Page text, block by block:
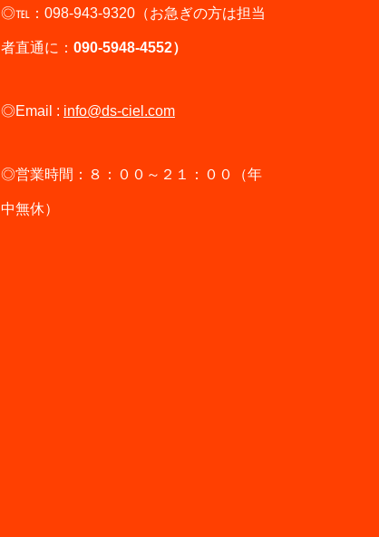
◎℡：098-943-9320（お急ぎの方は担当
者直通に： 090-5948-4552）
◎Email : info@ds-ciel.com
◎営業時間：８：００～２１：００（年
中無休）